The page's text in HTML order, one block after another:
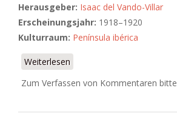
Herausgeber: Isaac del Vando-Villar
Erscheinungsjahr: 1918–1920
Kulturraum: Península ibérica
Weiterlesen
Zum Verfassen von Kommentaren bitte